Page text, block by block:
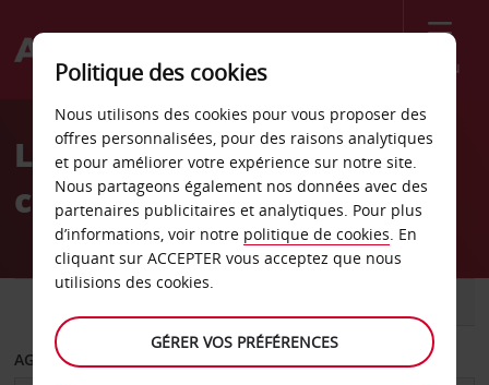
Menu
Welcome
AvisLocation de voiture gare
centrale
AGENCE DE DÉPART
Politique des cookies
Nous utilisons des cookies pour vous proposer des
offres personnalisées, pour des raisons analytiques
et pour améliorer votre expérience sur notre site.
Nous partageons également nos données avec des
partenaires publicitaires et analytiques. Pour plus
d’informations, voir notre politique de cookies. En
cliquant sur ACCEPTER vous acceptez que nous
utilisions des cookies.
GÉRER VOS PRÉFÉRENCES